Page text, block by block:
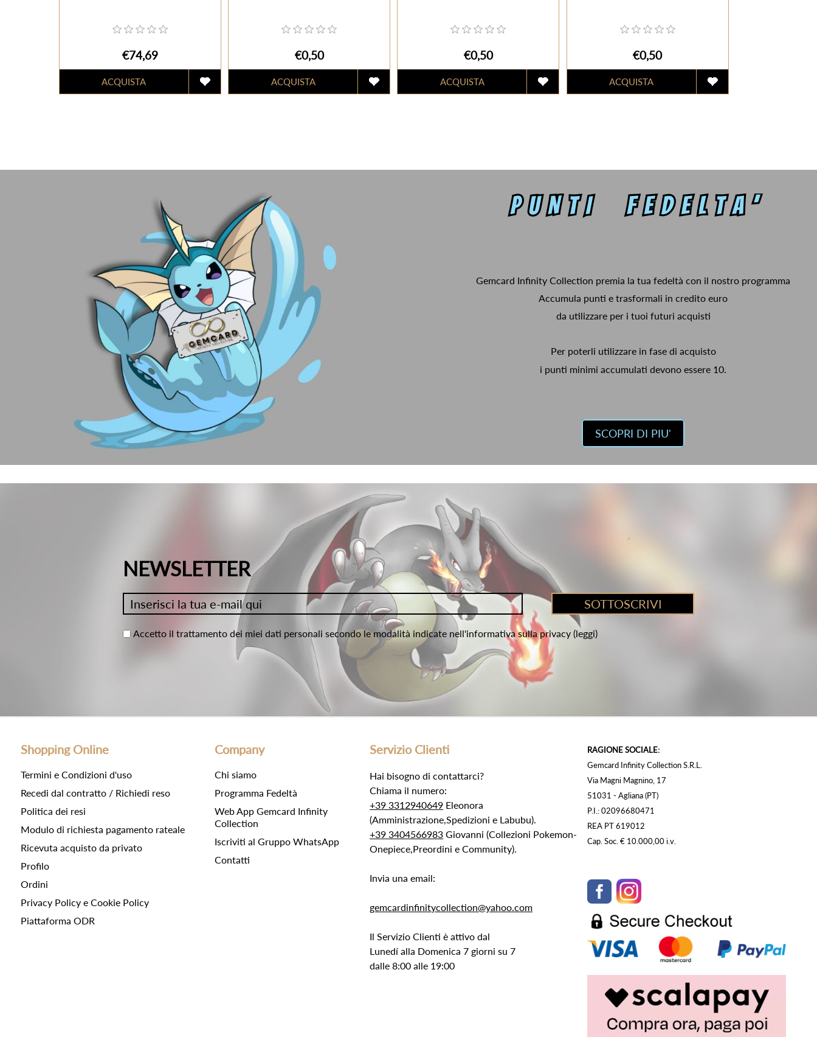
€74,69 €0,50 €0,50 €0,50
Gemcard Infinity Collection premia la tua fedeltà con il nostro programma
Accumula punti e trasformali in credito euro
da utilizzare per i tuoi futuri acquisti
Per poterli utilizzare in fase di acquisto
i punti minimi accumulati devono essere 10.
SCOPRI DI PIU'
NEWSLETTER
Accetto il trattamento dei miei dati personali secondo le modalità indicate nell'informativa sulla privacy (leggi)
Shopping Online
Termini e Condizioni d'uso
Recedi dal contratto / Richiedi reso
Politica dei resi
Modulo di richiesta pagamento rateale
Ricevuta acquisto da privato
Profilo
Ordini
Privacy Policy e Cookie Policy
Piattaforma ODR
Company
Chi siamo
Programma Fedeltà
Web App Gemcard Infinity
Collection
Iscriviti al Gruppo WhatsApp
Contatti
Servizio Clienti
Hai bisogno di contattarci?
Chiama il numero:
+39 3312940649 Eleonora
(Amministrazione,Spedizioni e Labubu).
+39 3404566983 Giovanni (Collezioni Pokemon-
Onepiece,Preordini e Community).
Invia una email:
gemcardinfinitycollection@yahoo.com
Il Servizio Clienti è attivo dal
Lunedí alla Domenica 7 giorni su 7
dalle 8:00 alle 19:00
RAGIONE SOCIALE:
Gemcard Infinity Collection S.R.L.
Via Magni Magnino, 17
51031 - Agliana (PT)
P.I.: 02096680471
REA PT 619012
Cap. Soc. € 10.000,00 i.v.